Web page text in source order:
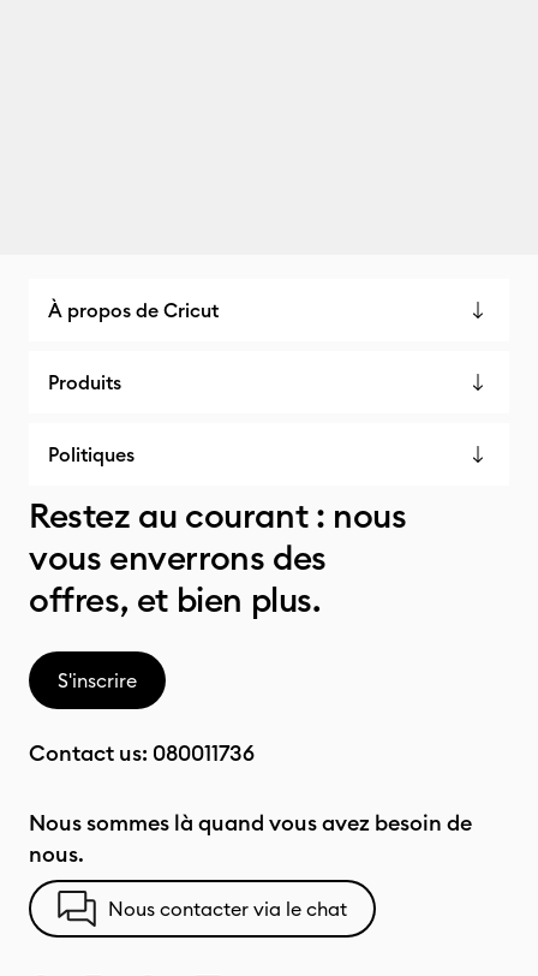
À propos de Cricut
Produits
Politiques
Restez au courant : nous
vous enverrons des
offres, et bien plus.
S'inscrire
Contact us: 080011736
Nous sommes là quand vous avez besoin de
nous.
Nous contacter via le chat